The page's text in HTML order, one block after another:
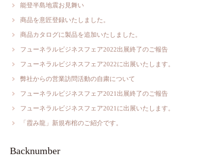
能登半島地震お見舞い
商品を意匠登録いたしました。
商品カタログに製品を追加いたしました。
フューネラルビジネスフェア2022出展終了のご報告
フューネラルビジネスフェア2022に出展いたします。
弊社からの営業訪問活動の自粛について
フューネラルビジネスフェア2021出展終了のご報告
フューネラルビジネスフェア2021に出展いたします。
「霞み龍」新規布棺のご紹介です。
Backnumber